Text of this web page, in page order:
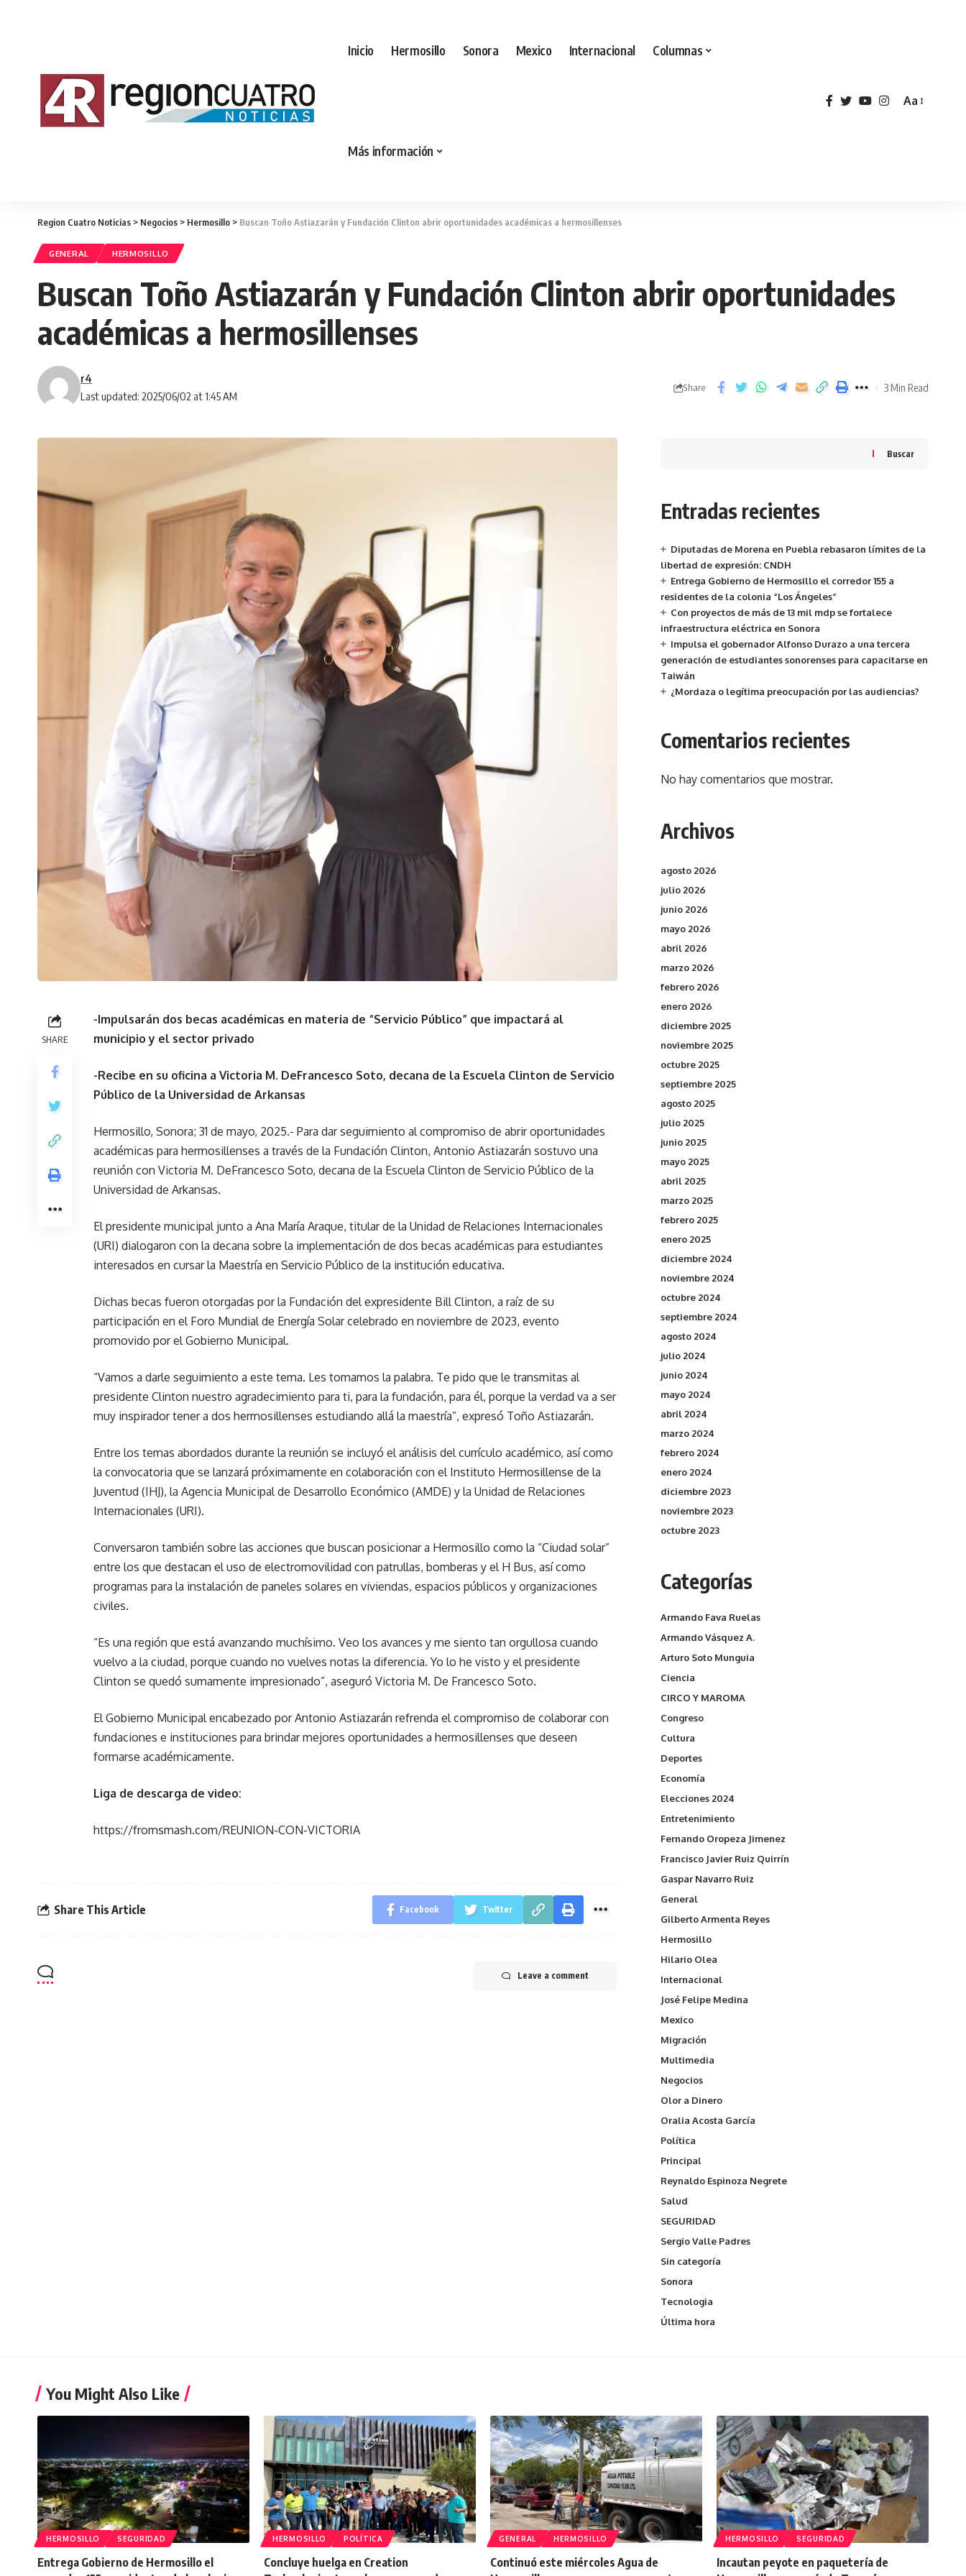
Inicio Hermosillo Sonora Mexico Internacional Columnas
Más información
Aa
Region Cuatro Noticias > Negocios > Hermosillo > Buscan Toño Astiazarán y Fundación Clinton abrir oportunidades académicas a hermosillenses
GENERAL HERMOSILLO
Buscan Toño Astiazarán y Fundación Clinton abrir oportunidades
académicas a hermosillenses
Last updated: 2025/06/02 at 1:45 AM
r4
Share 3 Min Read
SHARE
-Impulsarán dos becas académicas en materia de “Servicio Público” que impactará al
municipio y el sector privado
-Recibe en su oficina a Victoria M. DeFrancesco Soto, decana de la Escuela Clinton de Servicio
Público de la Universidad de Arkansas
Hermosillo, Sonora; 31 de mayo, 2025.- Para dar seguimiento al compromiso de abrir oportunidades
académicas para hermosillenses a través de la Fundación Clinton, Antonio Astiazarán sostuvo una
reunión con Victoria M. DeFrancesco Soto, decana de la Escuela Clinton de Servicio Público de la
Universidad de Arkansas.
El presidente municipal junto a Ana María Araque, titular de la Unidad de Relaciones Internacionales
(URI) dialogaron con la decana sobre la implementación de dos becas académicas para estudiantes
interesados en cursar la Maestría en Servicio Público de la institución educativa.
Dichas becas fueron otorgadas por la Fundación del expresidente Bill Clinton, a raíz de su
participación en el Foro Mundial de Energía Solar celebrado en noviembre de 2023, evento
promovido por el Gobierno Municipal.
“Vamos a darle seguimiento a este tema. Les tomamos la palabra. Te pido que le transmitas al
presidente Clinton nuestro agradecimiento para ti, para la fundación, para él, porque la verdad va a ser
muy inspirador tener a dos hermosillenses estudiando allá la maestría”, expresó Toño Astiazarán.
Entre los temas abordados durante la reunión se incluyó el análisis del currículo académico, así como
la convocatoria que se lanzará próximamente en colaboración con el Instituto Hermosillense de la
Juventud (IHJ), la Agencia Municipal de Desarrollo Económico (AMDE) y la Unidad de Relaciones
Internacionales (URI).
Conversaron también sobre las acciones que buscan posicionar a Hermosillo como la “Ciudad solar”
entre los que destacan el uso de electromovilidad con patrullas, bomberas y el H Bus, así como
programas para la instalación de paneles solares en viviendas, espacios públicos y organizaciones
civiles.
“Es una región que está avanzando muchísimo. Veo los avances y me siento tan orgullosa cuando
vuelvo a la ciudad, porque cuando no vuelves notas la diferencia. Yo lo he visto y el presidente
Clinton se quedó sumamente impresionado”, aseguró Victoria M. De Francesco Soto.
El Gobierno Municipal encabezado por Antonio Astiazarán refrenda el compromiso de colaborar con
fundaciones e instituciones para brindar mejores oportunidades a hermosillenses que deseen
formarse académicamente.
Liga de descarga de video:
https://fromsmash.com/REUNION-CON-VICTORIA
Share This Article Facebook Twitter
Leave a comment
Buscar
Entradas recientes
Diputadas de Morena en Puebla rebasaron límites de la
libertad de expresión: CNDH
Entrega Gobierno de Hermosillo el corredor 155 a
residentes de la colonia “Los Ángeles”
Con proyectos de más de 13 mil mdp se fortalece
infraestructura eléctrica en Sonora
Impulsa el gobernador Alfonso Durazo a una tercera
generación de estudiantes sonorenses para capacitarse en
Taiwán
¿Mordaza o legítima preocupación por las audiencias?
Comentarios recientes
No hay comentarios que mostrar.
Archivos
agosto 2026
julio 2026
junio 2026
mayo 2026
abril 2026
marzo 2026
febrero 2026
enero 2026
diciembre 2025
noviembre 2025
octubre 2025
septiembre 2025
agosto 2025
julio 2025
junio 2025
mayo 2025
abril 2025
marzo 2025
febrero 2025
enero 2025
diciembre 2024
noviembre 2024
octubre 2024
septiembre 2024
agosto 2024
julio 2024
junio 2024
mayo 2024
abril 2024
marzo 2024
febrero 2024
enero 2024
diciembre 2023
noviembre 2023
octubre 2023
Categorías
Armando Fava Ruelas
Armando Vásquez A.
Arturo Soto Munguia
Ciencia
CIRCO Y MAROMA
Congreso
Cultura
Deportes
Economía
Elecciones 2024
Entretenimiento
Fernando Oropeza Jimenez
Francisco Javier Ruiz Quirrín
Gaspar Navarro Ruiz
General
Gilberto Armenta Reyes
Hermosillo
Hilario Olea
Internacional
José Felipe Medina
Mexico
Migración
Multimedia
Negocios
Olor a Dinero
Oralia Acosta García
Política
Principal
Reynaldo Espinoza Negrete
Salud
SEGURIDAD
Sergio Valle Padres
Sin categoría
Sonora
Tecnologia
Última hora
You Might Also Like
HERMOSILLO SEGURIDAD
Entrega Gobierno de Hermosillo el
HERMOSILLO POLÍTICA
Concluye huelga en Creation
GENERAL HERMOSILLO
Continuó este miércoles Agua de
HERMOSILLO SEGURIDAD
Incautan peyote en paquetería de